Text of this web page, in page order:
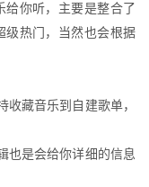
你听，主要是整合了
级热门，当然也会根据
藏音乐到自建歌单，
也是会给你详细的信息